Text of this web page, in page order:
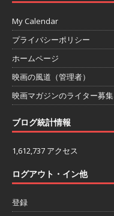
My Calendar
プライバシーポリシー
ホームページ
映画の風道（管理者）
映画マガジンのライター募集
ブログ統計情報
1,612,737 アクセス
ログアウト・イン他
登録